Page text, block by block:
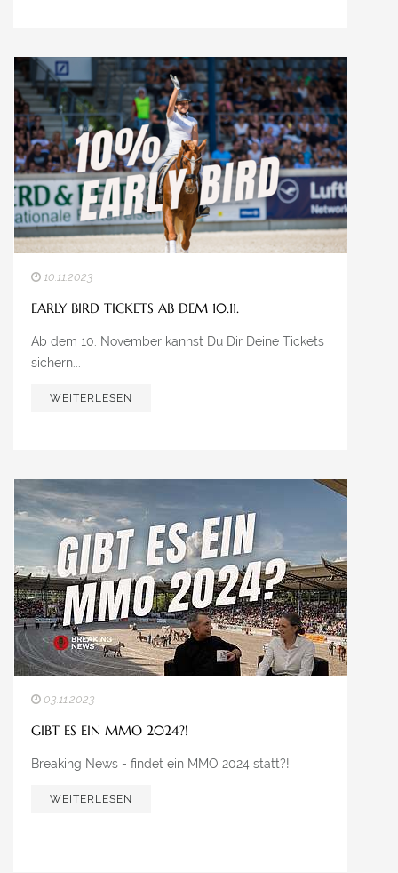
10.11.2023
EARLY BIRD TICKETS AB DEM 10.11.
Ab dem 10. November kannst Du Dir Deine Tickets
sichern...
WEITERLESEN
03.11.2023
GIBT ES EIN MMO 2024?!
Breaking News - findet ein MMO 2024 statt?!
WEITERLESEN